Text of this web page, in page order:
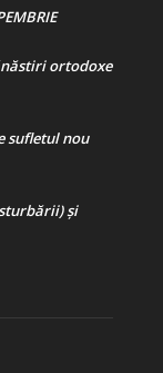
ortodoxe
sufletul nou
şi